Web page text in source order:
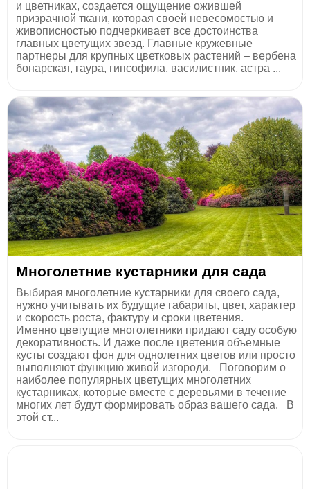
и цветниках, создается ощущение ожившей
призрачной ткани, которая своей невесомостью и
живописностью подчеркивает все достоинства
главных цветущих звезд. Главные кружевные
партнеры для крупных цветковых растений – вербена
бонарская, гаура, гипсофила, василистник, астра ...
Многолетние кустарники для сада
Выбирая многолетние кустарники для своего сада,
нужно учитывать их будущие габариты, цвет, характер
и скорость роста, фактуру и сроки цветения.
Именно цветущие многолетники придают саду особую
декоративность. И даже после цветения объемные
кусты создают фон для однолетних цветов или просто
выполняют функцию живой изгороди. Поговорим о
наиболее популярных цветущих многолетних
кустарниках, которые вместе с деревьями в течение
многих лет будут формировать образ вашего сада. В
этой ст...